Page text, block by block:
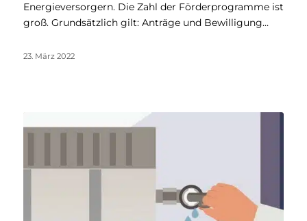
Energieversorgern. Die Zahl der Förderprogramme ist
groß. Grundsätzlich gilt: Anträge und Bewilligung…
23. März 2022